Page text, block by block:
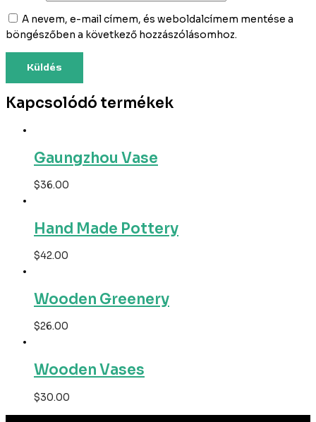
A nevem, e-mail címem, és weboldalcímem mentése a
böngészőben a következő hozzászólásomhoz.
Kapcsolódó termékek
Gaungzhou Vase
$36.00
Hand Made Pottery
$42.00
Wooden Greenery
$26.00
Wooden Vases
$30.00